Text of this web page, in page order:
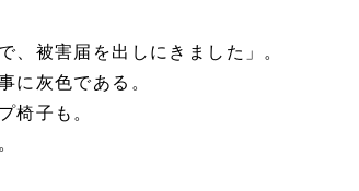
、被害届を出しにきました」。
に灰色である。
椅子も。
。